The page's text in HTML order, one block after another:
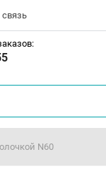
N60